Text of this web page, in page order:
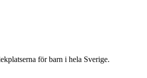
för barn i hela Sverige.